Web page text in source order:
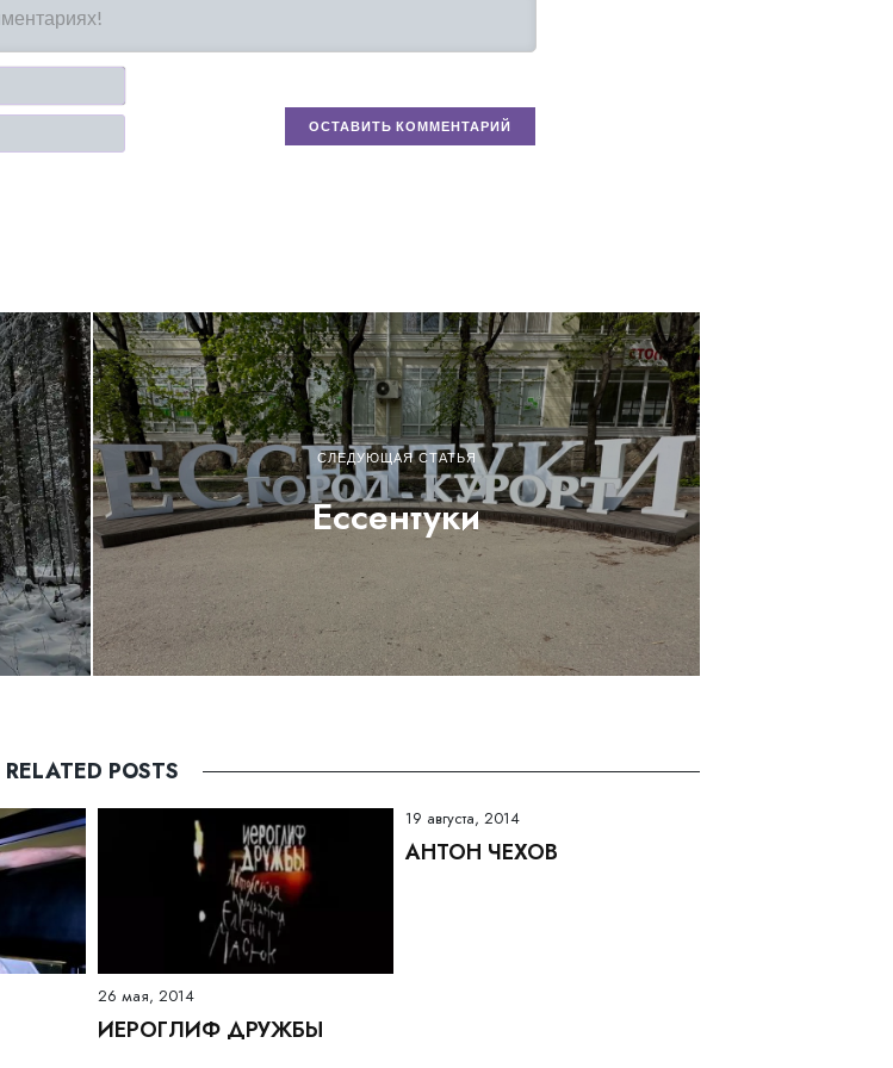
Имя*
Email
СЛЕДУЮЩАЯ СТАТЬЯ
Ессентуки
RELATED POSTS
26 мая, 2014
ИЕРОГЛИФ ДРУЖБЫ
19 августа, 2014
АНТОН ЧЕХОВ